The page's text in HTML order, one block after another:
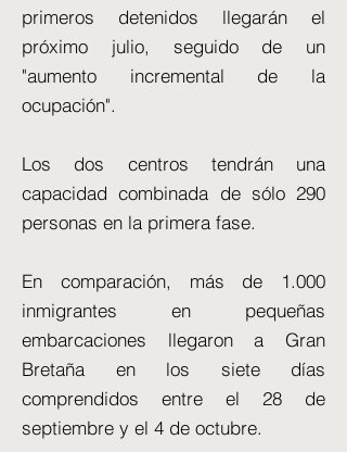
primeros detenidos llegarán el
próximo julio, seguido de un
"aumento incremental de la
ocupación".
Los dos centros tendrán una
capacidad combinada de sólo 290
personas en la primera fase.
En comparación, más de 1.000
inmigrantes en pequeñas
embarcaciones llegaron a Gran
Bretaña en los siete días
comprendidos entre el 28 de
septiembre y el 4 de octubre.